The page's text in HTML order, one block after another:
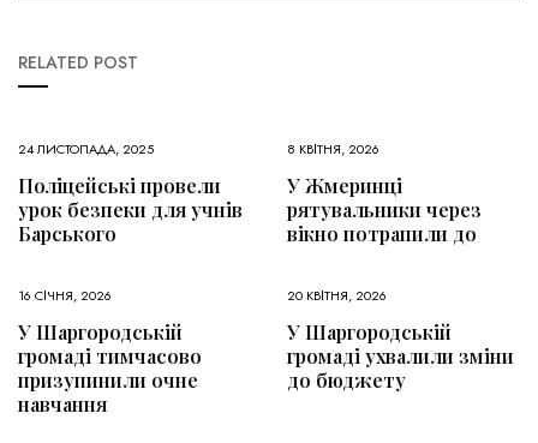
RELATED POST
24 ЛИСТОПАДА, 2025
Поліцейські провели
урок безпеки для учнів
Барського
8 КВІТНЯ, 2026
У Жмеринці
рятувальники через
вікно потрапили до
16 СІЧНЯ, 2026
У Шаргородській
громаді тимчасово
призупинили очне
навчання
20 КВІТНЯ, 2026
У Шаргородській
громаді ухвалили зміни
до бюджету